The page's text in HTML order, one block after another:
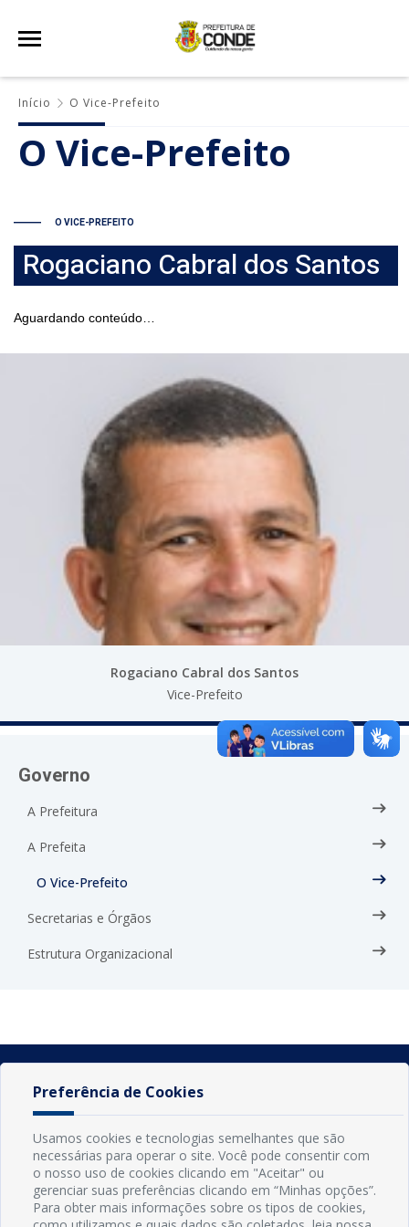
Início O Vice-Prefeito
O Vice-Prefeito
Rogaciano Cabral dos Santos
Vice-Prefeito
Governo
A Prefeitura
A Prefeita
O Vice-Prefeito
Secretarias e Órgãos
Estrutura Organizacional
O VICE-PREFEITO
Rogaciano Cabral dos Santos
Aguardando conteúdo…
Preferência de Cookies
Usamos cookies e tecnologias semelhantes que são
necessárias para operar o site. Você pode consentir com
o nosso uso de cookies clicando em "Aceitar" ou
gerenciar suas preferências clicando em “Minhas opções”.
Para obter mais informações sobre os tipos de cookies,